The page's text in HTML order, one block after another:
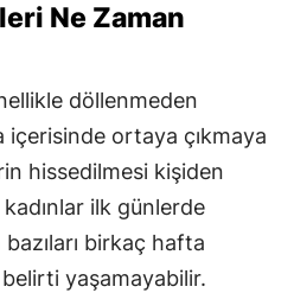
Ne Zaman
döllenmeden
içerisinde ortaya çıkmaya
hissedilmesi kişiden
ilk günlerde
birkaç hafta
yaşamayabilir.